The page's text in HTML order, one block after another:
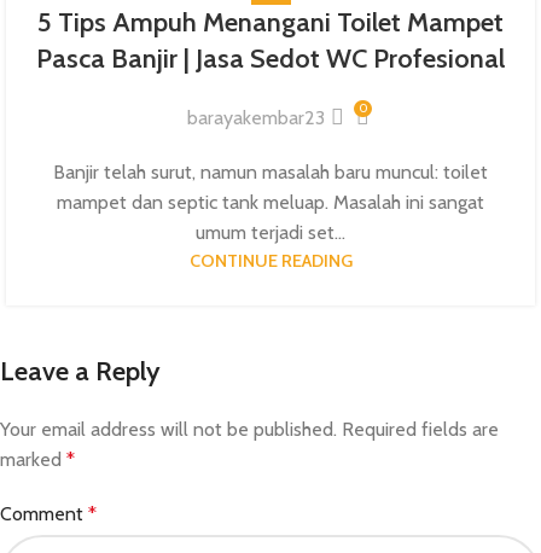
JAN
5 Tips Ampuh Menangani Toilet Mampet
Pasca Banjir | Jasa Sedot WC Profesional
barayakembar23 0
Banjir telah surut, namun masalah baru muncul: toilet
mampet dan septic tank meluap. Masalah ini sangat
umum terjadi set...
CONTINUE READING
Leave a Reply
Your email address will not be published. Required fields are
marked *
Comment *